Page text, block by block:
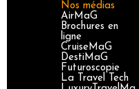
Nos médias
AirMaG
Brochures en
ligne
CruiseMaG
DestiMaG
Futuroscopie
La Travel Tech